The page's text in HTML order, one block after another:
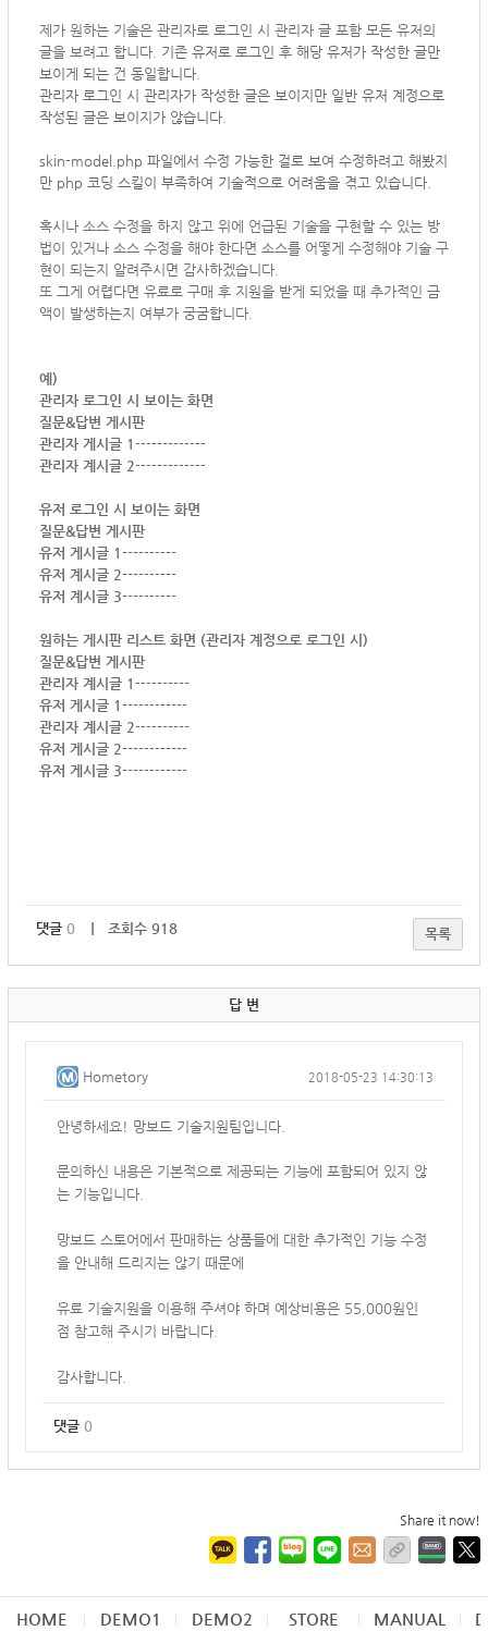
제가 원하는 기술은 관리자로 로그인 시 관리자 글 포함 모든 유저의
글을 보려고 합니다. 기존 유저로 로그인 후 해당 유저가 작성한 글만
보이게 되는 건 동일합니다.
관리자 로그인 시 관리자가 작성한 글은 보이지만 일반 유저 계정으로
작성된 글은 보이지가 않습니다.
skin-model.php 파일에서 수정 가능한 걸로 보여 수정하려고 해봤지
만 php 코딩 스킬이 부족하여 기술적으로 어려움을 겪고 있습니다.
혹시나 소스 수정을 하지 않고 위에 언급된 기술을 구현할 수 있는 방
법이 있거나 소스 수정을 해야 한다면 소스를 어떻게 수정해야 기술 구
현이 되는지 알려주시면 감사하겠습니다.
또 그게 어렵다면 유료로 구매 후 지원을 받게 되었을 때 추가적인 금
액이 발생하는지 여부가 궁굼합니다.
예)
관리자 로그인 시 보이는 화면
질문&답변 게시판
관리자 게시글 1-------------
관리자 계시글 2-------------
유저 로그인 시 보이는 화면
질문&답변 게시판
유저 게시글 1----------
유저 계시글 2----------
유저 계시글 3----------
원하는 게시판 리스트 화면 (관리자 계정으로 로그인 시)
질문&답변 게시판
관리자 계시글 1----------
유저 게시글 1------------
관리자 계시글 2----------
유저 게시글 2------------
유저 게시글 3------------
댓글 0 ｜ 조회수 918 목록
답 변
Hometory 2018-05-23 14:30:13
안녕하세요! 망보드 기술지원팀입니다.
문의하신 내용은 기본적으로 제공되는 기능에 포함되어 있지 않
는 기능입니다.
망보드 스토어에서 판매하는 상품들에 대한 추가적인 기능 수정
을 안내해 드리지는 않기 때문에
유료 기술지원을 이용해 주셔야 하며 예상비용은 55,000원인
점 참고해 주시기 바랍니다.
감사합니다.
댓글 0
Share it now!
HOME DEMO1 DEMO2 STORE MANUAL